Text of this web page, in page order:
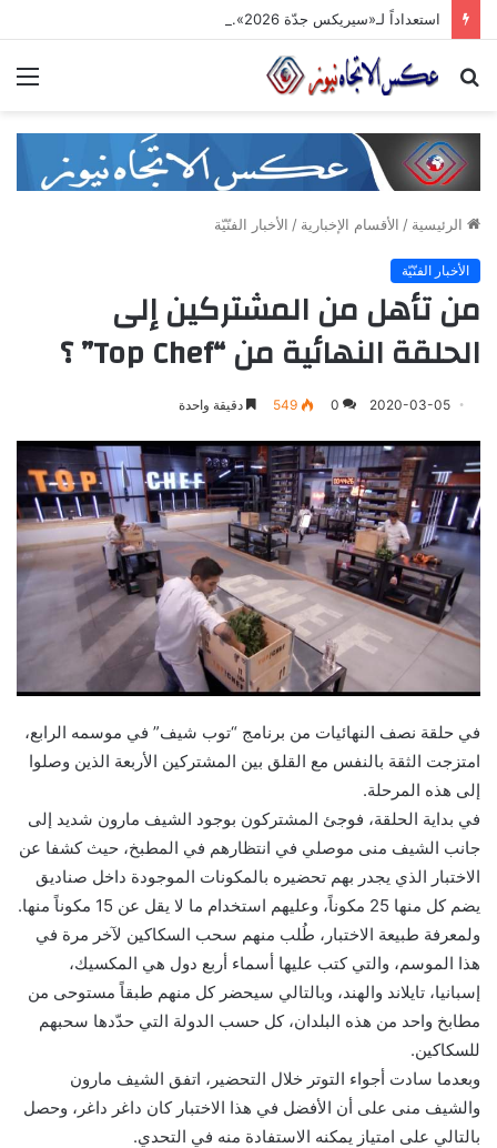
بحث
الرئيسية / الأقسام الإخبارية / الأخبار الفنّيّة
الأخبار الفنّيّة
من تأهل من المشتركين إلى
الحلقة النهائية من “Top Chef” ؟
2020-03-05
0
549 دقيقة واحدة
في حلقة نصف النهائيات من برنامج “توب شيف” في موسمه الرابع،
امتزجت الثقة بالنفس مع القلق بين المشتركين الأربعة الذين وصلوا
إلى هذه المرحلة.
في بداية الحلقة، فوجئ المشتركون بوجود الشيف مارون شديد إلى
جانب الشيف منى موصلي في انتظارهم في المطبخ، حيث كشفا عن
الاختبار الذي يجدر بهم تحضيره بالمكونات الموجودة داخل صناديق
يضم كل منها 25 مكوناً، وعليهم استخدام ما لا يقل عن 15 مكوناً منها.
ولمعرفة طبيعة الاختبار، طُلب منهم سحب السكاكين لآخر مرة في
هذا الموسم، والتي كتب عليها أسماء أربع دول هي المكسيك،
إسبانيا، تايلاند والهند، وبالتالي سيحضر كل منهم طبقاً مستوحى من
مطابخ واحد من هذه البلدان، كل حسب الدولة التي حدّدها سحبهم
للسكاكين.
وبعدما سادت أجواء التوتر خلال التحضير، اتفق الشيف مارون
والشيف منى على أن الأفضل في هذا الاختبار كان ​داغر داغر​، وحصل
بالتالي على امتياز يمكنه الاستفادة منه في التحدي.